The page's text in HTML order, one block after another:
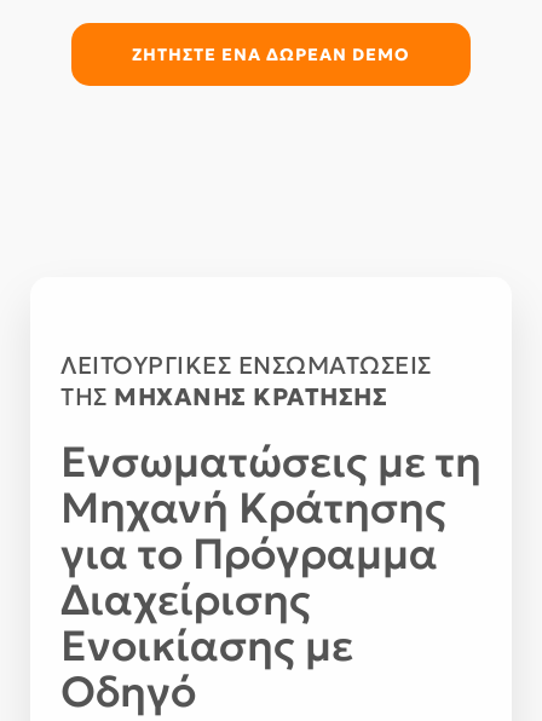
ΖΗΤΗΣΤΕ ΕΝΑ ΔΩΡΕΑΝ DEMO
ΛΕΙΤΟΥΡΓΙΚΕΣ ΕΝΣΩΜΑΤΩΣΕΙΣ
ΤΗΣ ΜΗΧΑΝΗΣ ΚΡΑΤΗΣΗΣ
Ενσωματώσεις με τη
Μηχανή Κράτησης
για το Πρόγραμμα
Διαχείρισης
Ενοικίασης με
Οδηγό